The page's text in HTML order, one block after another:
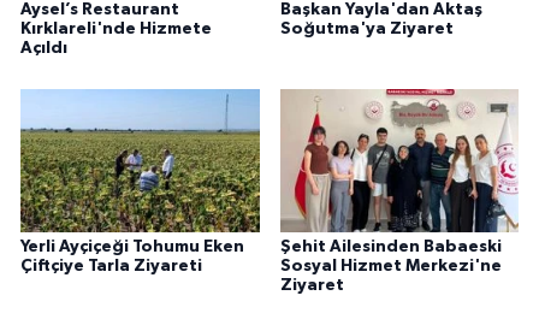
Aysel’s Restaurant
Kırklareli'nde Hizmete
Açıldı
Başkan Yayla'dan Aktaş
Soğutma'ya Ziyaret
Yerli Ayçiçeği Tohumu Eken
Çiftçiye Tarla Ziyareti
Şehit Ailesinden Babaeski
Sosyal Hizmet Merkezi'ne
Ziyaret